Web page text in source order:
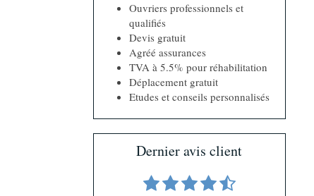
Ouvriers professionnels et
qualifiés
Devis gratuit
Agréé assurances
TVA à 5.5% pour réhabilitation
Déplacement gratuit
Etudes et conseils personnalisés
Dernier avis client